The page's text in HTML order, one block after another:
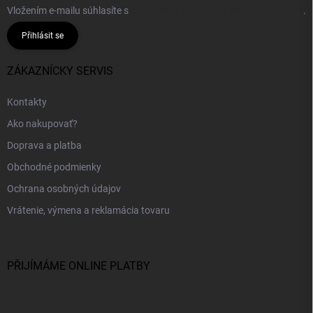
Vložením e-mailu súhlasíte s .
Přihlásit se
ZÁKAZNÍCKY SERVIS
Kontakty
Ako nakupovať?
Doprava a platba
Obchodné podmienky
Ochrana osobných údajov
Vrátenie, výmena a reklamácia tovaru
PŘIJÍMÁME ONLINE PLATBY